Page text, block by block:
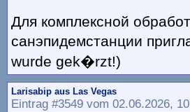
Для комплексной
санэпидемстанции
wurde gek�rzt!)
Larisabip aus Las Vegas
Eintrag #3549 vom 02.06.2026,